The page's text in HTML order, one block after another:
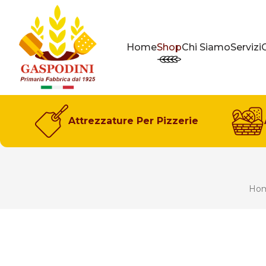
HomeShopChi SiamoServizi
Attrezzature Per Pizzerie